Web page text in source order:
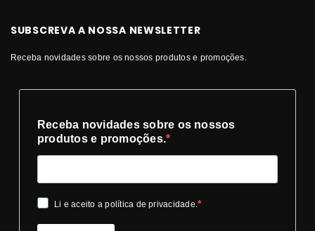
SUBSCREVA A NOSSA NEWSLETTER
Receba novidades sobre os nossos produtos e promoções.
Receba novidades sobre os nossos
produtos e promoções.
Li e aceito a política de privacidade.